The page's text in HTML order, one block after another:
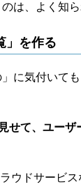
は、よく知
」を作る
に気付いて
せて、ユー
ウドサービ